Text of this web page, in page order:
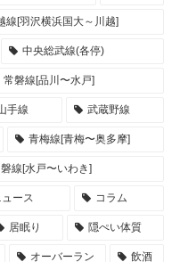
線[羽沢横浜国大～川越]
中央総武線(各停)
常磐線[品川〜水戸]
手線 武蔵野線
青梅線[青梅〜奥多摩]
線[水戸〜いわき]
ュース コラム
居眠り 隠ぺい体質
オーバーラン 飲酒